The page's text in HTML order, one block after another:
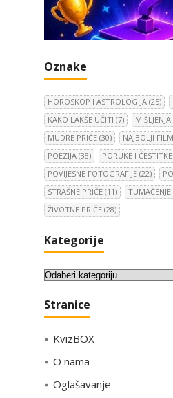
Oznake
HOROSKOP I ASTROLOGIJA (25)
KAKO LAKŠE UČITI (7)
MUDRE PRIČE (30) NAJBOLJI
POEZIJA (38) PORUKE I ČESTITKE
POVIJESNE FOTOGRAFIJE (22)
STRAŠNE PRIČE (11)
ŽIVOTNE PRIČE (28)
Kategorije
K
t
g
i
Stranice
KvizBOX
O nama
Oglašavanje